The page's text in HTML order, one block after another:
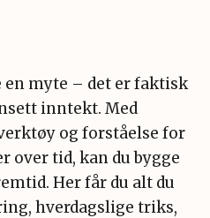
en myte – det er faktisk
inntekt. Med
og forståelse for
over tid, kan du bygge
Her får du alt du
hverdagslige triks,